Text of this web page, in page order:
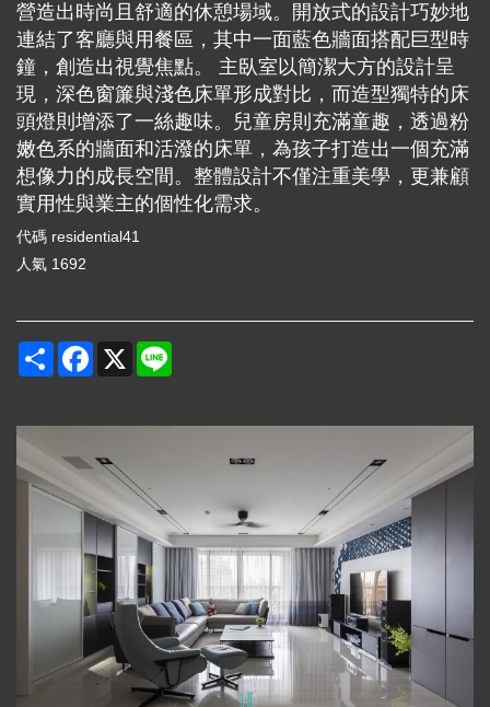
營造出時尚且舒適的休憩場域。開放式的設計巧妙地
連結了客廳與用餐區，其中一面藍色牆面搭配巨型時
鐘，創造出視覺焦點。 主臥室以簡潔大方的設計呈
現，深色窗簾與淺色床單形成對比，而造型獨特的床
頭燈則增添了一絲趣味。兒童房則充滿童趣，透過粉
嫩色系的牆面和活潑的床單，為孩子打造出一個充滿
想像力的成長空間。整體設計不僅注重美學，更兼顧
實用性與業主的個性化需求。
代碼 residential41
人氣 1692
Share Facebook
X